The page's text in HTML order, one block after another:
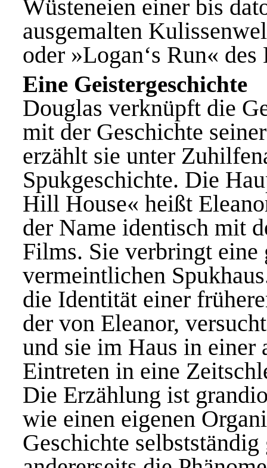
Wüsteneien einer bis
ausgemalten
oder »Logan‘s Run«
Eine Geistergeschichte
Douglas verknüpft die
mit der Geschichte
erzählt sie unter
Spukgeschichte. Die
Hill House« heißt
der Name identisch mit
Films. Sie verbringt
vermeintlichen
die Identität einer
der von Eleanor,
und sie im Haus in einer
Eintreten in eine
Die Erzählung ist
wie einen eigenen
Geschichte